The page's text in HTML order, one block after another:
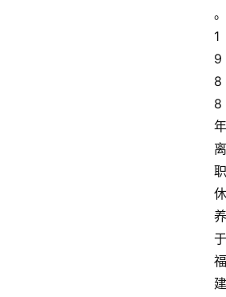
。
1
9
8
8
年
离
职
休
养
于
福
建